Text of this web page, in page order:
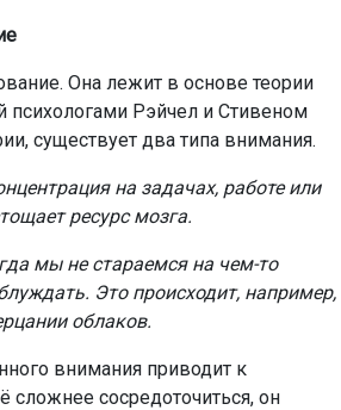
Она лежит в основе теории
психологами Рэйчел и Стивеном
существует два типа внимания.
на задачах, работе или
ресурс мозга.
мы не стараемся на чем-то
Это происходит, например,
облаков.
внимания приводит к
сложнее сосредоточиться, он